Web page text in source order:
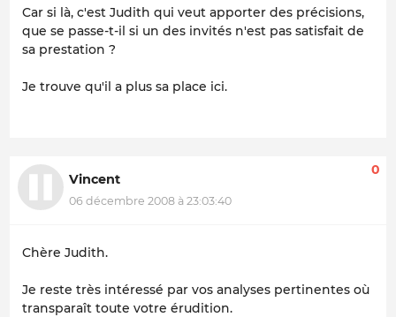
Car si là, c'est Judith qui veut apporter des précisions,
que se passe-t-il si un des invités n'est pas satisfait de
sa prestation ?
Je trouve qu'il a plus sa place ici.
Vincent
06 décembre 2008 à 23:03:40
0
Chère Judith.
Je reste très intéressé par vos analyses pertinentes où
transparaît toute votre érudition.